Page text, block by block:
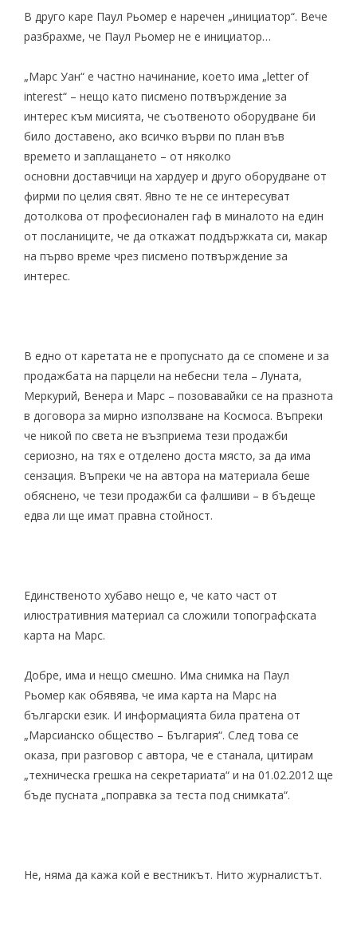
В друго каре Паул Рьомер е наречен „инициатор“. Вече
разбрахме, че Паул Рьомер не е инициатор…
„Марс Уан“ е частно начинание, което има „letter of
interest“ – нещо като писмено потвърждение за
интерес към мисията, че съотвеното оборудване би
било доставено, ако всичко върви по план във
времето и заплащането – от няколко
основни доставчици на хардуер и друго оборудване от
фирми по целия свят. Явно те не се интересуват
дотолкова от професионален гаф в миналото на един
от посланиците, че да откажат поддържката си, макар
на първо време чрез писмено потвърждение за
интерес.
В едно от каретата не е пропуснато да се спомене и за
продажбата на парцели на небесни тела – Луната,
Меркурий, Венера и Марс – позовавайки се на празнота
в договора за мирно използване на Космоса. Въпреки
че никой по света не възприема тези продажби
сериозно, на тях е отделено доста място, за да има
сензация. Въпреки че на автора на материала беше
обяснено, че тези продажби са фалшиви – в бъдеще
едва ли ще имат правна стойност.
Единственото хубаво нещо е, че като част от
илюстративния материал са сложили топографската
карта на Марс.
Добре, има и нещо смешно. Има снимка на Паул
Рьомер как обявява, че има карта на Марс на
български език. И информацията била пратена от
„Марсианско общество – България“. След това се
оказа, при разговор с автора, че е станала, цитирам
„техническа грешка на секретариата“ и на 01.02.2012 ще
бъде пусната „поправка за теста под снимката“.
Не, няма да кажа кой е вестникът. Нито журналистът.